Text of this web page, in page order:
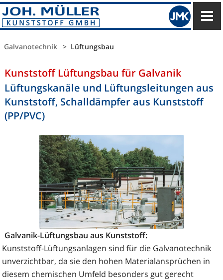
JOH.
Galvanotechnik Lüftungsbau
Kunststoff Lüftungsbau für Galvanik
Lüftungskanäle und Lüftungsleitungen aus
Kunststoff, Schalldämpfer aus Kunststoff
(PP/PVC)
Galvanik-Lüftungsbau aus Kunststoff:
Kunststoff-Lüftungsanlagen sind für die Galvanotechnik
unverzichtbar, da sie den hohen Materialansprüchen in
diesem chemischen Umfeld besonders gut gerecht